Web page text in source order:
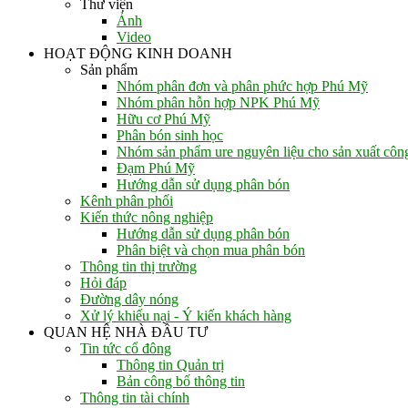
Thư viện
Ảnh
Video
HOẠT ĐỘNG KINH DOANH
Sản phẩm
Nhóm phân đơn và phân phức hợp Phú Mỹ
Nhóm phân hỗn hợp NPK Phú Mỹ
Hữu cơ Phú Mỹ
Phân bón sinh học
Nhóm sản phẩm ure nguyên liệu cho sản xuất
Đạm Phú Mỹ
Hướng dẫn sử dụng phân bón
Kênh phân phối
Kiến thức nông nghiệp
Hướng dẫn sử dụng phân bón
Phân biệt và chọn mua phân bón
Thông tin thị trường
Hỏi đáp
Đường dây nóng
Xử lý khiếu nại - Ý kiến khách hàng
QUAN HỆ NHÀ ĐẦU TƯ
Tin tức cổ đông
Thông tin Quản trị
Bản công bố thông tin
Thông tin tài chính